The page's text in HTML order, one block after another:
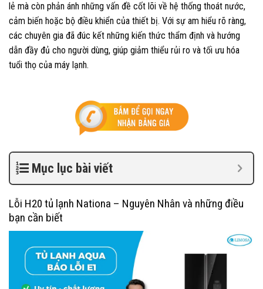
lẻ mà còn phản ánh những vấn đề cốt lõi về hệ thống thoát nước,
cảm biến hoặc bộ điều khiển của thiết bị. Với sự am hiểu rõ ràng,
các chuyên gia đã đúc kết những kiến thức thẩm định và hướng
dẫn đầy đủ cho người dùng, giúp giảm thiểu rủi ro và tối ưu hóa
tuổi thọ của máy lạnh.
Mục lục bài viết
Lỗi H20 tủ lạnh Nationa – Nguyên Nhân và những điều
bạn cần biết